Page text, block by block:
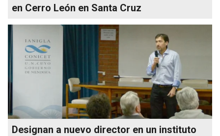
en Cerro León en Santa Cruz
Designan a nuevo director en un instituto